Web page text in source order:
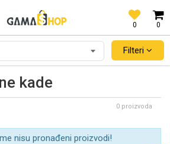
0
0
PLATNIM KARTICAMA!
kade
Filteri
0 proizvoda
nisu pronađeni proizvodi!